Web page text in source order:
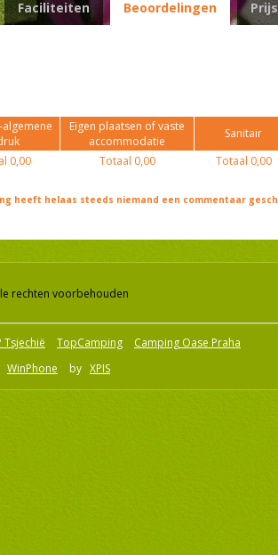
Faciliteiten Beoordelingen
Eigen plaatsen of vaste
accommodatie
Sanitair
0,00 Totaal 0,00 Totaal 0,00
heeft helaas steeds niemand een commentaar
rechten voorbehouden
Tsjechië TopCamping
Camping Oase Praha
WinPhone by XPIS